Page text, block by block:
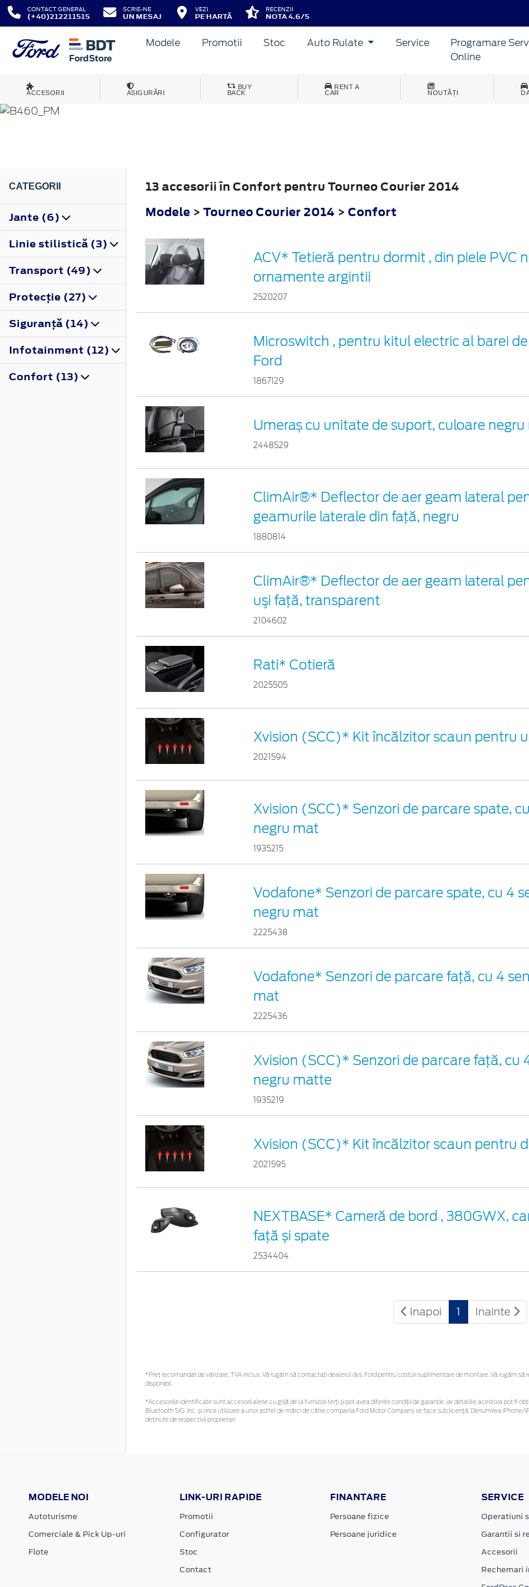
CONTACT GENERAL
(+40)212211515
SCRIE-NE
UN MESAJ
VEZI
PE HARTĂ
RECENZII
NOTA 4.6/5
Modele Promotii Stoc Auto Rulate Service
Programare
Online
ACCESORII ASIGURĂRI
BUY
BACK
RENT A
CAR
NOUTĂȚI
TOURNEO COURIER
CATEGORII
Jante (6)
Linie stilistică (3)
Transport (49)
Protecţie (27)
Siguranţă (14)
Infotainment (12)
Confort (13)
13 accesorii în Confort pentru Tourneo Courier 2014
Modele > Tourneo Courier 2014 > Confort
ACV* Tetieră pentru dormit , din piele PVC
ornamente argintii
2520207
Microswitch , pentru kitul electric al barei
Ford
1867129
Umeraș cu unitate de suport, culoare negru
2448529
ClimAir®* Deflector de aer geam lateral
geamurile laterale din faţă, negru
1880814
ClimAir®* Deflector de aer geam lateral
uşi faţă, transparent
2104602
Rati* Cotieră
2025505
Xvision (SCC)* Kit încălzitor scaun pentru
2021594
Xvision (SCC)* Senzori de parcare spate,
negru mat
1935215
Vodafone* Senzori de parcare spate, cu 4
negru mat
2225438
Vodafone* Senzori de parcare față, cu 4
mat
2225436
Xvision (SCC)* Senzori de parcare faţă, cu
negru matte
1935219
Xvision (SCC)* Kit încălzitor scaun pentru
2021595
NEXTBASE* Cameră de bord , 380GWX,
față și spate
2534404
Inapoi 1 Inainte
*Preţ recomandat de vânzare, TVA inclus. Vă rugăm să contactaţi dealerul dvs. Ford pentru costuri suplimentare de montare. Vă rugăm
disponibil.
*Accesoriile identificate sunt accesorii alese cu grijă de la furnizori terți și pot avea diferite condiții de garanție, iar detaliile acestora pot fi
Bluetooth SIG, Inc. și orice utilizare a unor astfel de mărci de către compania Ford Motor Company se face sub licență. Denumirea
deținute de respectivii proprietari
MODELE NOI
Autoturisme
Comerciale & Pick Up-uri
Flote
LINK-URI RAPIDE
Promotii
Configurator
Stoc
Contact
FINANTARE
Persoane fizice
Persoane juridice
SERVICE
Operatiuni
Garantii si
Accesorii
Rechemari